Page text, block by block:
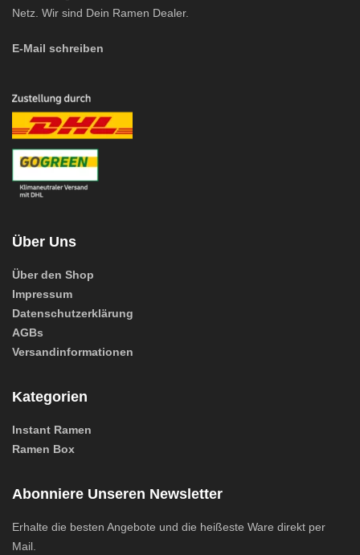
Netz. Wir sind Dein Ramen Dealer.
E-Mail schreiben
Über Uns
Über den Shop
Impressum
Datenschutzerklärung
AGBs
Versandinformationen
Kategorien
Instant Ramen
Ramen Box
Abonniere Unseren Newsletter
Erhalte die besten Angebote und die heißeste Ware direkt per
Mail.